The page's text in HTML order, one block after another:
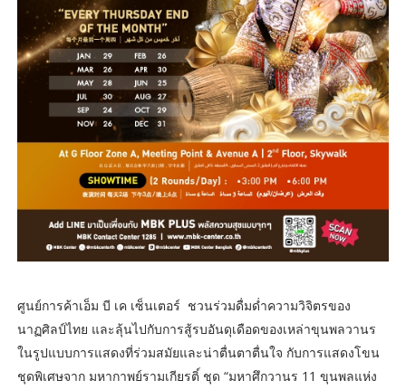
ศูนย์การค้าเอ็ม บี เค เซ็นเตอร์ ชวนร่วมดื่มด่ำความวิจิตรของ
นาฏศิลป์ไทย และลุ้นไปกับการสู้รบอันดุเดือดของเหล่าขุนพลวานร
ในรูปแบบการแสดงที่ร่วมสมัยและน่าตื่นตาตื่นใจ กับการแสดงโขน
ชุดพิเศษจาก มหากาพย์รามเกียรติ์ ชุด “มหาศึกวานร 11 ขุนพลแห่ง